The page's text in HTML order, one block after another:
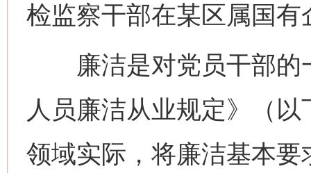
检监察干部在某区属国
廉洁是对党员干部的
人员廉洁从业规定》（
领域实际，将廉洁基本